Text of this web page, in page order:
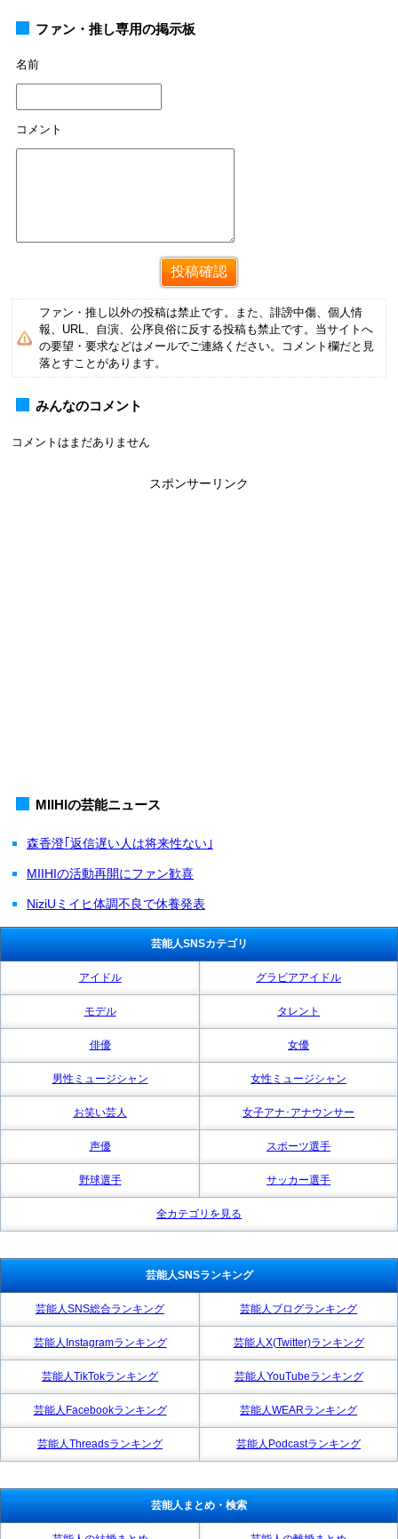
ファン・推し専用の掲示板
名前
コメント
ファン・推し以外の投稿は禁止です。また、誹謗中傷、個人情
報、URL、自演、公序良俗に反する投稿も禁止です。当サイトへ
の要望・要求などはメールでご連絡ください。コメント欄だと見
落とすことがあります。
みんなのコメント
コメントはまだありません
スポンサーリンク
MIIHIの芸能ニュース
森香澄｢返信遅い人は将来性ない｣
MIIHIの活動再開にファン歓喜
NiziUミイヒ体調不良で休養発表
芸能人SNSカテゴリ
アイドル グラビアアイドル
モデル タレント
俳優 女優
男性ミュージシャン 女性ミュージシャン
お笑い芸人 女子アナ･アナウンサー
声優 スポーツ選手
野球選手 サッカー選手
全カテゴリを見る
芸能人SNSランキング
芸能人SNS総合ランキング 芸能人ブログランキング
芸能人Instagramランキング 芸能人X(Twitter)ランキング
芸能人TikTokランキング 芸能人YouTubeランキング
芸能人Facebookランキング 芸能人WEARランキング
芸能人Threadsランキング 芸能人Podcastランキング
芸能人まとめ・検索